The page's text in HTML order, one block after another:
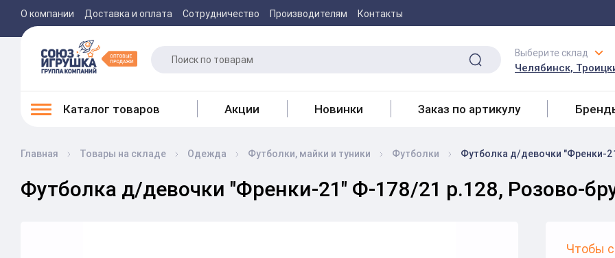
О компании Доставка и оплата Сотрудничество Производителям Контакты
Выберите склад
Челябинск,
Каталог товаров Акции Новинки Заказ по артикулу
Главная Товары на складе Одежда Футболки, майки и туники Футболки Футболка д/девочки "Френки-
Футболка д/девочки "Френки-21" Ф-178/21 р.128, Розово-
Чтобы